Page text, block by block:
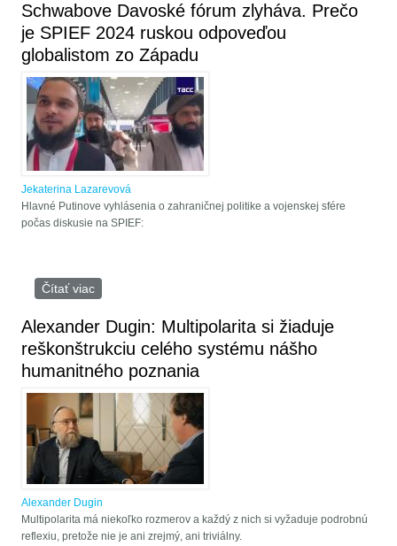
Schwabove Davoské fórum zlyháva. Prečo
je SPIEF 2024 ruskou odpoveďou
globalistom zo Západu
Jekaterina Lazarevová
Hlavné Putinove vyhlásenia o zahraničnej politike a vojenskej sfére
počas diskusie na SPIEF:
Čítať viac
Západu
Alexander Dugin: Multipolarita si žiaduje
reškonštrukciu celého systému nášho
humanitného poznania
Alexander Dugin
Multipolarita má niekoľko rozmerov a každý z nich si vyžaduje podrobnú
reflexiu, pretože nie je ani zrejmý, ani triviálny.